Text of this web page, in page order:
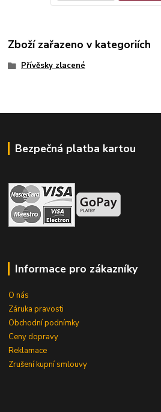
Zboží zařazeno v kategoriích
Přívěsky zlacené
Bezpečná platba kartou
Informace pro zákazníky
O nás
Záruka pravosti
Obchodní podnímky
Ceny dopravy
Reklamace
Zrušení kupní smlouvy